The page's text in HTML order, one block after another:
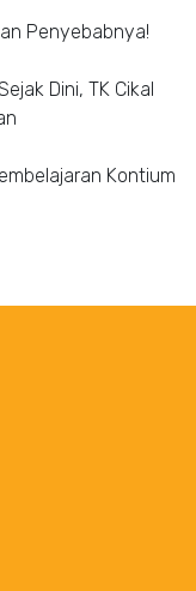
Penyebabnya!
Dini, TK Cikal
Kontium